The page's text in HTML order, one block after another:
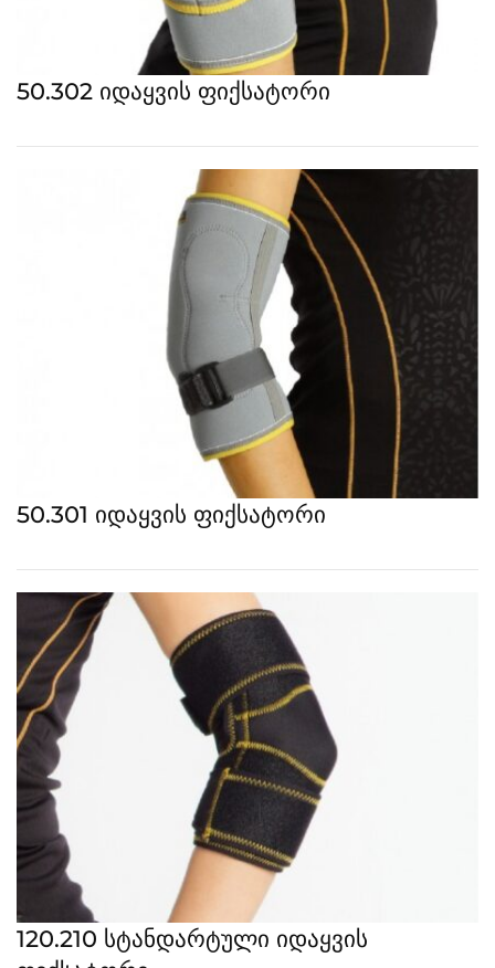
50.302 იდაყვის ფიქსატორი
50.301 იდაყვის ფიქსატორი
120.210 სტანდარტული იდაყვის